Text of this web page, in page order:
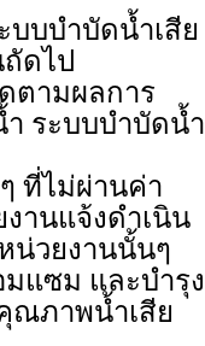
บบำบัดน้ำเสีย
ดไป
ตามผลการ
ระบบบำบัดน้ำ
ที่ไม่ผ่านค่า
านแจ้งดำเนิน
น่วยงานนั้นๆ
แซม และบำรุง
ณภาพน้ำเสีย